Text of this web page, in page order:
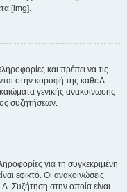
[img].
και πρέπει να τις
στην κορυφή της κάθε Δ.
γενικής ανακοίνωσης
συζητήσεων.
για τη συγκεκριμένη
εφικτό. Οι ανακοινώσεις
Συζήτηση στην οποία είναι